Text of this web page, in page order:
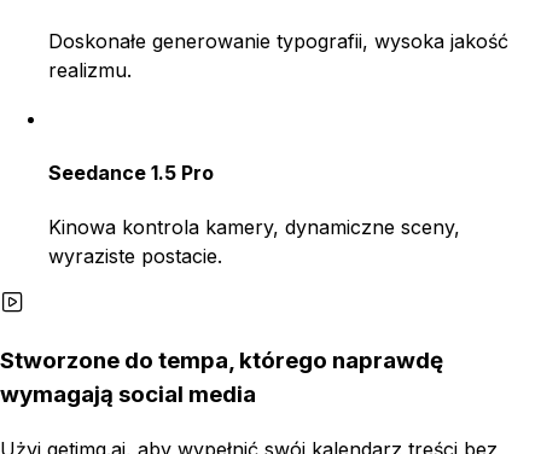
Doskonałe generowanie typografii, wysoka jakość
realizmu.
Seedance 1.5 Pro
Kinowa kontrola kamery, dynamiczne sceny,
wyraziste postacie.
Stworzone do tempa, którego naprawdę
wymagają social media
Użyj getimg.ai, aby wypełnić swój kalendarz treści bez